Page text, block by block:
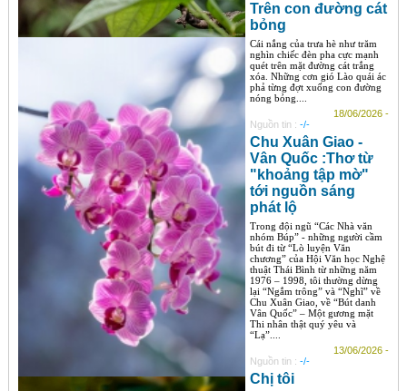
Trên con đường cát
bỏng
Cái nắng của trưa hè như trăm
nghìn chiếc đèn pha cực mạnh
quét trên mặt đường cát trắng
xóa. Những cơn gió Lào quái ác
phả từng đợt xuống con đường
nóng bỏng....
18/06/2026 -
Nguồn tin : -/-
Chu Xuân Giao -
Vân Quốc :Thơ từ
"khoảng tập mờ"
tới nguồn sáng
phát lộ
Trong đội ngũ “Các Nhà văn
nhóm Búp” - những người cầm
bút đi từ “Lò luyện Văn
chương” của Hội Văn học Nghệ
thuật Thái Bình từ những năm
1976 – 1998, tôi thường dừng
lại “Ngắm trông” và “Nghĩ” về
Chu Xuân Giao, về “Bút danh
Vân Quốc” – Một gương mặt
Thi nhân thật quý yêu và
“Lạ”....
13/06/2026 -
Nguồn tin : -/-
Chị tôi